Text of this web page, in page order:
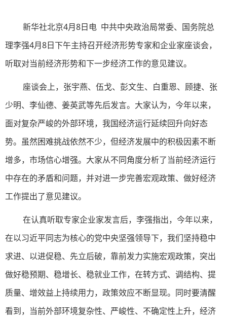
新华社北京4月8日电 中共中央政治局常委、国务院总
理李强4月8日下午主持召开经济形势专家和企业家座谈会，
听取对当前经济形势和下一步经济工作的意见建议。
座谈会上，张宇燕、伍戈、彭文生、白重恩、顾捷、张
少明、李仙德、姜英武等先后发言。大家认为，今年以来，
面对复杂严峻的外部环境，我国经济运行延续回升向好态
势。虽然困难挑战依然不少，但经济发展中的积极因素不断
增多，市场信心增强。大家从不同角度分析了当前经济运行
中存在的矛盾和问题，并对进一步完善宏观政策、做好经济
工作提出了意见建议。
在认真听取专家企业家发言后，李强指出，今年以来，
在以习近平同志为核心的党中央坚强领导下，我们坚持稳中
求进、以进促稳、先立后破，靠前发力实施宏观政策，突出
做好稳预期、稳增长、稳就业工作，在转方式、调结构、提
质量、增效益上持续用力，政策效应不断显现。同时要清醒
看到，当前外部环境复杂性、严峻性、不确定性上升，经济